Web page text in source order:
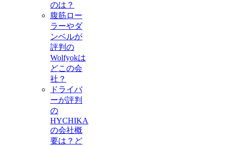
のは？
腹筋ロー
ラーやダ
ンベルが
評判の
Wolfyokは
どこの会
社？
ドライバ
ーが評判
の
HYCHIKA
の会社概
要は？ど